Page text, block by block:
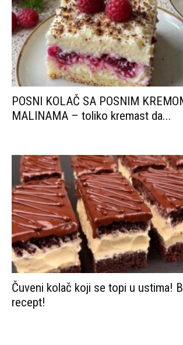
POSNI KOLAČ SA POSNIM
MALINAMA – toliko kremast da...
Čuveni kolač koji se topi u ustima!
recept!